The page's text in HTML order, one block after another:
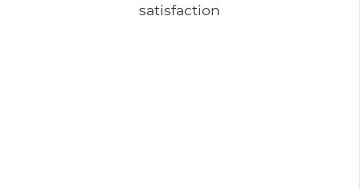
satisfaction